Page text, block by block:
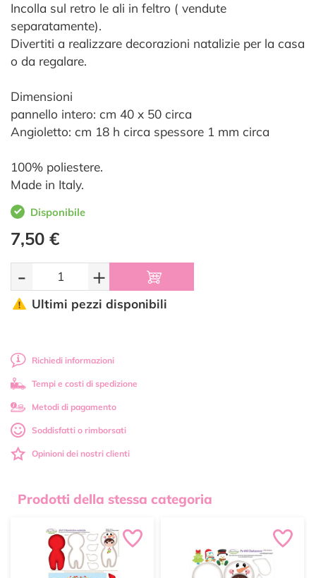
Incolla sul retro le ali in feltro ( vendute
separatamente).
Divertiti a realizzare decorazioni natalizie per la casa
o da regalare.
Dimensioni
pannello intero: cm 40 x 50 circa
Angioletto: cm 18 h circa spessore 1 mm circa
100% poliestere.
Made in Italy.
Disponibile
7,50 €
- +
Ultimi pezzi disponibili
Richiedi informazioni
Tempi e costi di spedizione
Metodi di pagamento
Soddisfatti o rimborsati
Opinioni dei nostri clienti
Prodotti della stessa categoria